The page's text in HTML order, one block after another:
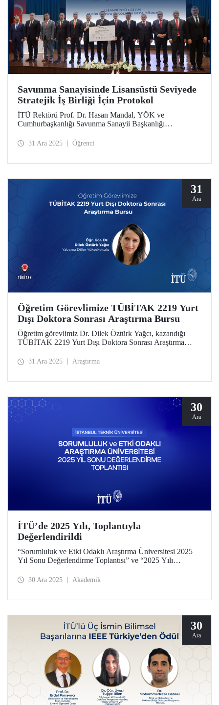
Savunma Sanayisinde Lisansüstü Seviyede
Stratejik İş Birliği İçin Protokol
İTÜ Rektörü Prof. Dr. Hasan Mandal, YÖK ve
Cumhurbaşkanlığı Savunma Sanayii Başkanlığı
geçirilen “Lisansüstü Eğitim İş Birliği Protokolleri” imza
31 Ara 2025 Öğrenci
31
Ara
Öğretim Görevlimize TÜBİTAK 2219 Yurt
Dışı Doktora Sonrası Araştırma Bursu
Öğretim görevlimiz Dr. Dilek Öztürk Yağcı, kazandığı
TÜBİTAK 2219 Yurt Dışı Doktora Sonrası Araştırma
12 ay süren araştırma projesini başarıyla tamamladı. Dr.
31 Ara 2025 Araştırma
30
Ara
İTÜ’de 2025 Yılı, Toplantıyla
Değerlendirildi
“Sorumluluk ve Etki Odaklı Araştırma Üniversitesi 2025
Yıl Sonu Değerlendirme Toplantısı” ve “2025 Yılı
29 Aralık 2025 tarihinde Ayazağa Yerleşkemizde yapıldı.
30 Ara 2025 Akademik
30
Ara